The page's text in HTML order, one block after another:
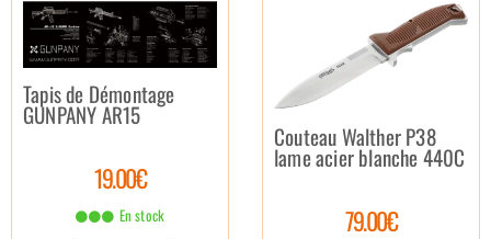
Tapis de Démontage
GUNPANY AR15
19.00€
En stock
Couteau Walther P38
lame acier blanche 440C
79.00€